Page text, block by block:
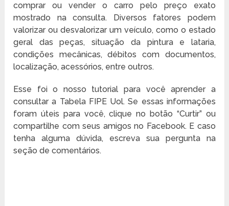
comprar ou vender o carro pelo preço exato
mostrado na consulta. Diversos fatores podem
valorizar ou desvalorizar um veículo, como o estado
geral das peças, situação da pintura e lataria,
condições mecânicas, débitos com documentos,
localização, acessórios, entre outros.
Esse foi o nosso tutorial para você aprender a
consultar a Tabela FIPE Uol. Se essas informações
foram úteis para você, clique no botão “Curtir” ou
compartilhe com seus amigos no Facebook. E caso
tenha alguma dúvida, escreva sua pergunta na
seção de comentários.